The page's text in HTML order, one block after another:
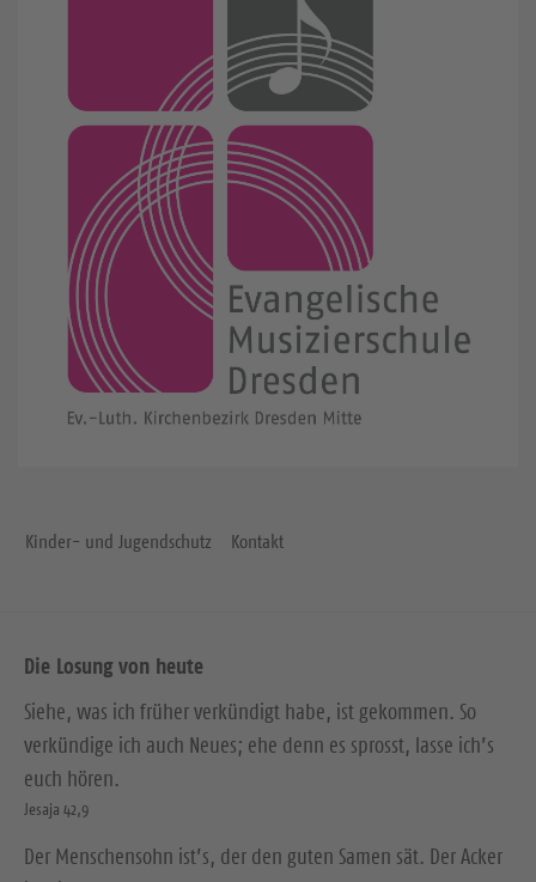
Kinder- und Jugendschutz Kontakt
Die Losung von heute
Siehe, was ich früher verkündigt habe, ist gekommen. So
verkündige ich auch Neues; ehe denn es sprosst, lasse ich’s
euch hören.
Jesaja 42,9
Der Menschensohn ist’s, der den guten Samen sät. Der Acker